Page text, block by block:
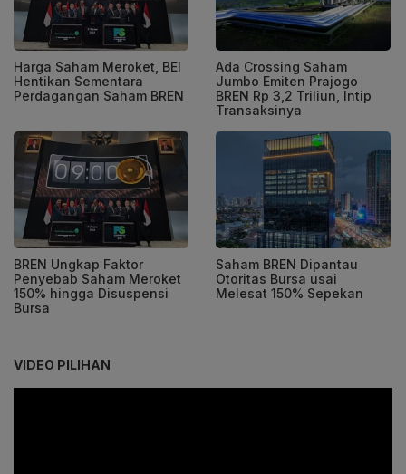
Harga Saham Meroket, BEI
Hentikan Sementara
Perdagangan Saham BREN
Ada Crossing Saham
Jumbo Emiten Prajogo
BREN Rp 3,2 Triliun, Intip
Transaksinya
BREN Ungkap Faktor
Penyebab Saham Meroket
150% hingga Disuspensi
Bursa
Saham BREN Dipantau
Otoritas Bursa usai
Melesat 150% Sepekan
VIDEO PILIHAN